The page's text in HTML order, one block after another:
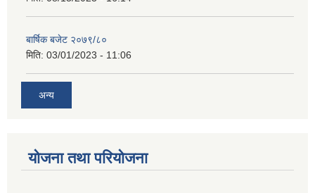
बार्षिक बजेट २०७९/८०
मिति: 03/01/2023 - 11:06
अन्य
योजना तथा परियोजना